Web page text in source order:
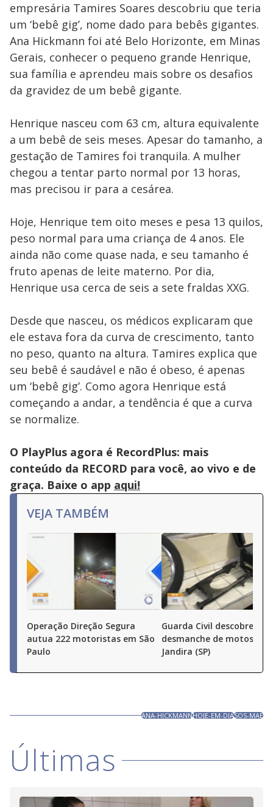
empresária Tamires Soares descobriu que teria
um ‘bebê gig’, nome dado para bebês gigantes.
Ana Hickmann foi até Belo Horizonte, em Minas
Gerais, conhecer o pequeno grande Henrique,
sua família e aprendeu mais sobre os desafios
da gravidez de um bebê gigante.
Henrique nasceu com 63 cm, altura equivalente
a um bebê de seis meses. Apesar do tamanho, a
gestação de Tamires foi tranquila. A mulher
chegou a tentar parto normal por 13 horas,
mas precisou ir para a cesárea.
Hoje, Henrique tem oito meses e pesa 13 quilos,
peso normal para uma criança de 4 anos. Ele
ainda não come quase nada, e seu tamanho é
fruto apenas de leite materno. Por dia,
Henrique usa cerca de seis a sete fraldas XXG.
Desde que nasceu, os médicos explicaram que
ele estava fora da curva de crescimento, tanto
no peso, quanto na altura. Tamires explica que
seu bebê é saudável e não é obeso, é apenas
um ‘bebê gig’. Como agora Henrique está
começando a andar, a tendência é que a curva
se normalize.
O PlayPlus agora é RecordPlus: mais
conteúdo da RECORD para você, ao vivo e de
graça. Baixe o app aqui!
VEJA TAMBÉM
Operação Direção Segura
autua 222 motoristas em São
Paulo
Guarda Civil descobre
desmanche de motos em
Jandira (SP)
ANA-HICKMANNHOJE-EM-DIASOS-MAE
Últimas